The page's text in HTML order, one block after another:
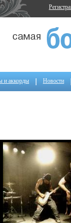
и аккорды Новости